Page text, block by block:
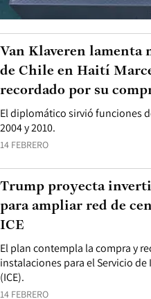
14 FEBRERO
El diplomático sirvió funciones
2004 y 2010.
Van Klaveren lamenta
de Chile en Haití
recordado por su